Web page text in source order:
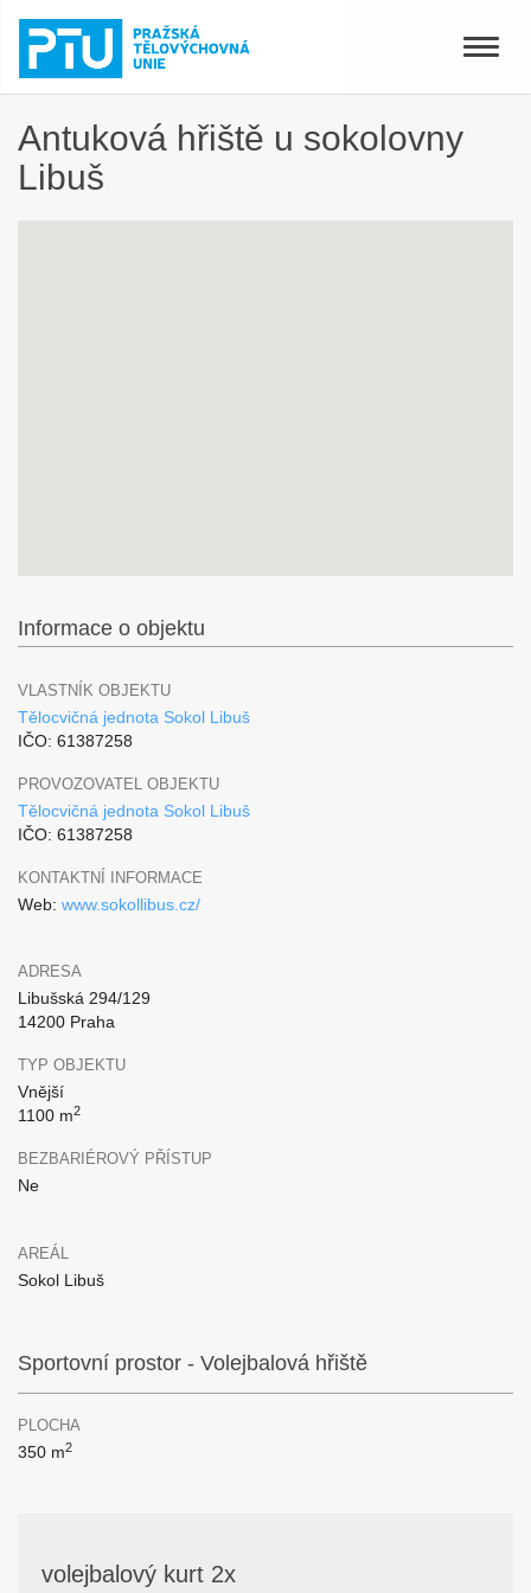
Toggle
Antuková hřiště u sokolovny
Libuš
Informace o objektu
VLASTNÍK OBJEKTU
Tělocvičná jednota Sokol Libuš
IČO: 61387258
PROVOZOVATEL OBJEKTU
Tělocvičná jednota Sokol Libuš
IČO: 61387258
KONTAKTNÍ INFORMACE
Web: www.sokollibus.cz/
ADRESA
Libušská 294/129
14200 Praha
TYP OBJEKTU
Vnější
1100 m2
BEZBARIÉROVÝ PŘÍSTUP
Ne
AREÁL
Sokol Libuš
Sportovní prostor - Volejbalová hřiště
PLOCHA
350 m2
volejbalový kurt 2x